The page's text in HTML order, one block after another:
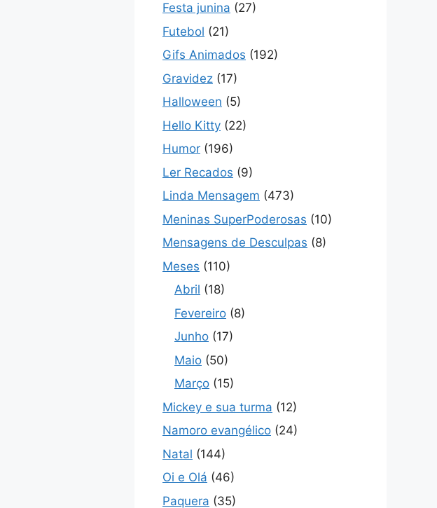
Festa junina (27)
Futebol (21)
Gifs Animados (192)
Gravidez (17)
Halloween (5)
Hello Kitty (22)
Humor (196)
Ler Recados (9)
Linda Mensagem (473)
Meninas SuperPoderosas (10)
Mensagens de Desculpas (8)
Meses (110)
Abril (18)
Fevereiro (8)
Junho (17)
Maio (50)
Março (15)
Mickey e sua turma (12)
Namoro evangélico (24)
Natal (144)
Oi e Olá (46)
Paquera (35)